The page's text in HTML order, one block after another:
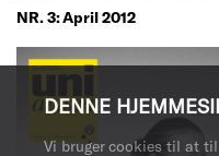
DENNE
Vi bruger cookies til at
NR. 3: April 2012